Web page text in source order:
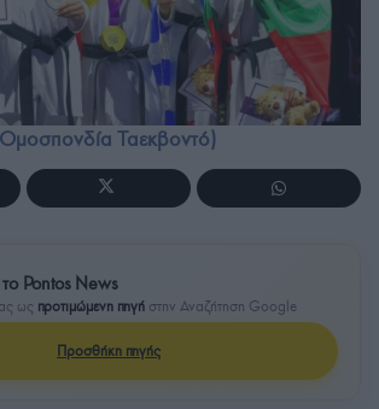
Ταεκβοντό)
το Pontos News
ως προτιμώμενη πηγή στην Αναζήτηση Google
Προσθήκη πηγής